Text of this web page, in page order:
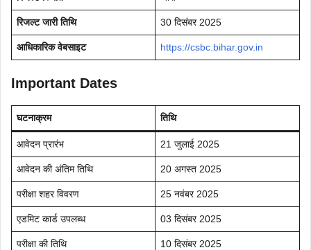
रिजल्ट जारी तिथि 30 दिसंबर 2025
आधिकारिक वेबसाइट https://csbc.bihar.gov.in
Important Dates
घटनाक्रम तिथि
आवेदन प्रारंभ 21 जुलाई 2025
आवेदन की अंतिम तिथि 20 अगस्त 2025
परीक्षा शहर विवरण 25 नवंबर 2025
एडमिट कार्ड उपलब्ध 03 दिसंबर 2025
परीक्षा की तिथि 10 दिसंबर 2025